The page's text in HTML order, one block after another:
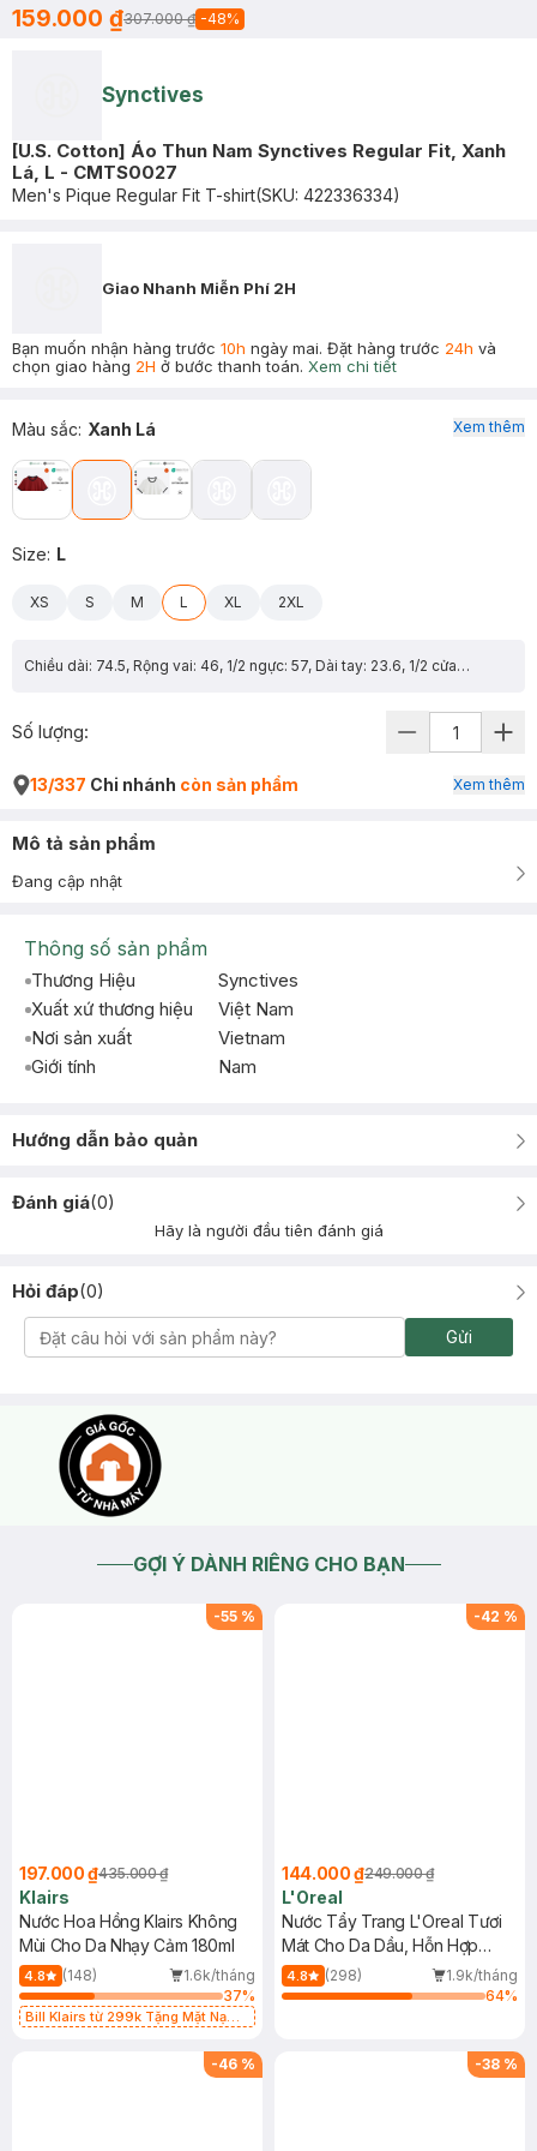
159.000 ₫307.000 ₫ -48%
Synctives
[U.S. Cotton] Áo Thun Nam Synctives Regular Fit, Xanh
Lá, L - CMTS0027
Men's Pique Regular Fit T-shirt(SKU: 422336334)
Giao Nhanh Miễn Phí 2H
Bạn muốn nhận hàng trước 10h ngày mai. Đặt hàng trước 24h và
chọn giao hàng 2H ở bước thanh toán. Xem chi tiết
Màu sắc: Xanh Lá
Size: L
XS S M L XL 2XL
Chiều dài: 74.5, Rộng vai: 46, 1/2 ngực: 57, Dài tay: 23.6, 1/2 cửa tay: 17.4
Xem thêm
Số lượng:
13/337 Chi nhánh còn sản phẩm Xem thêm
Mô tả sản phẩm
Đang cập nhật
Thông số sản phẩm
Thương Hiệu
Synctives
Xuất xứ thương hiệu
Việt Nam
Nơi sản xuất
Vietnam
Giới tính
Nam
Hướng dẫn bảo quản
Đánh giá(0)
Hãy là người đầu tiên đánh giá
Hỏi đáp(0)
Gửi
GỢI Ý DÀNH RIÊNG CHO BẠN
-55 %
197.000 ₫435.000 ₫
Klairs
Nước Hoa Hồng Klairs Không
Mùi Cho Da Nhạy Cảm 180ml
4.8 (148)
1.6k/tháng
37%
Bill Klairs từ 299k Tặng Mặt Nạ
-42 %
144.000 ₫249.000 ₫
L'Oreal
Nước Tẩy Trang L'Oreal Tươi
Mát Cho Da Dầu, Hỗn Hợp
400ml
4.8 (298)
1.9k/tháng
64%
-46 % -38 %